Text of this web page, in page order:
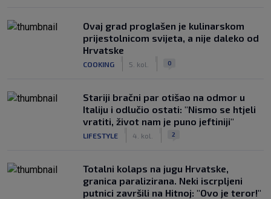
Ovaj grad proglašen je kulinarskom
prijestolnicom svijeta, a nije daleko od
Hrvatske
COOKING 5. kol. 0
Stariji bračni par otišao na odmor u
Italiju i odlučio ostati: "Nismo se htjeli
vratiti, život nam je puno jeftiniji"
LIFESTYLE 4. kol. 2
Totalni kolaps na jugu Hrvatske,
granica paralizirana. Neki iscrpljeni
putnici završili na Hitnoj: "Ovo je teror!"